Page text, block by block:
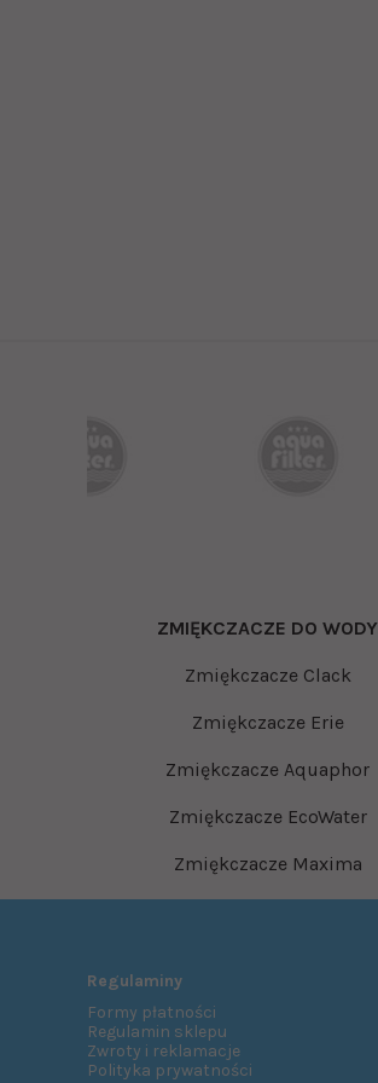
ZMIĘKCZACZE DO WODY
Zmiękczacze Clack
Zmiękczacze Erie
Zmiękczacze Aquaphor
Zmiękczacze EcoWater
Zmiękczacze Maxima
Regulaminy
Formy płatności
Regulamin sklepu
Zwroty i reklamacje
Polityka prywatności